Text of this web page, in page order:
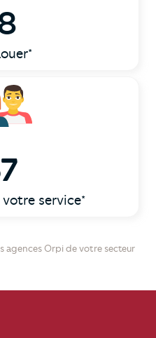
service*
agences Orpi de votre secteur